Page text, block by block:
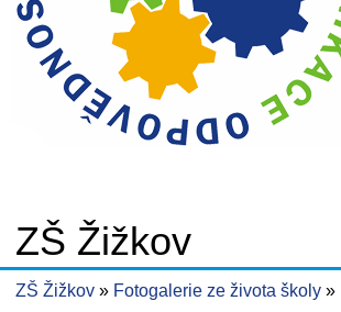
ZŠ Žižkov
ZŠ Žižkov Fotogalerie ze života školy